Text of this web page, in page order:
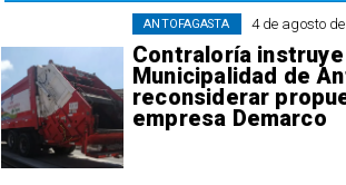
4 de agosto
Contraloría
Municipalidad de
reconsiderar
empresa Demarco
ANTOFAGASTA